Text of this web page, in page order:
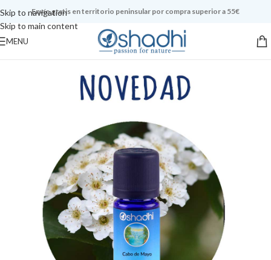
Skip to navigation
Skip to main content
Envío gratis en territorio peninsular por compra superior a 55€
MENU